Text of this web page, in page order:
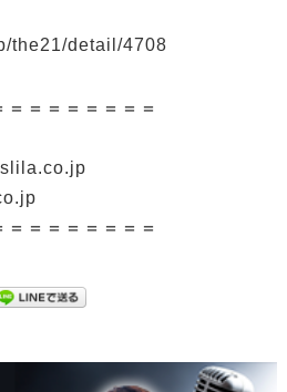
the21/detail/4708
＝＝＝＝＝＝＝＝
＝＝＝＝＝＝＝＝